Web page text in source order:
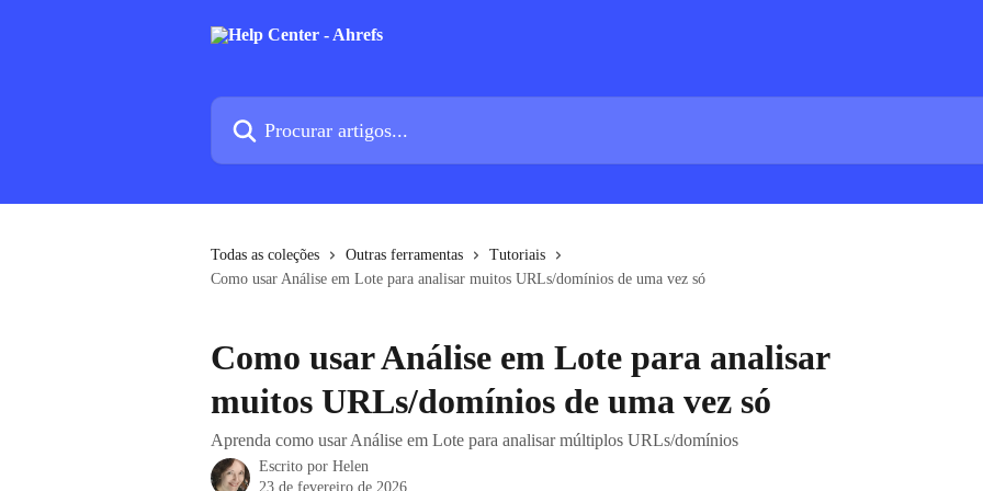
Procurar artigos...
Todas as coleções Outras ferramentas
Tutoriais
Como usar Análise em Lote para analisar muitos URLs/domínios de uma vez só
Como usar Análise em Lote para analisar
muitos URLs/domínios de uma vez só
Aprenda como usar Análise em Lote para analisar múltiplos URLs/domínios
Escrito por Helen
23 de fevereiro de 2026